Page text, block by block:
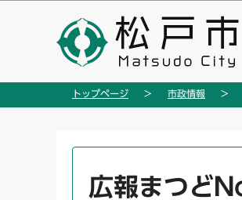
の
トップページ 市政情報
広報まつど